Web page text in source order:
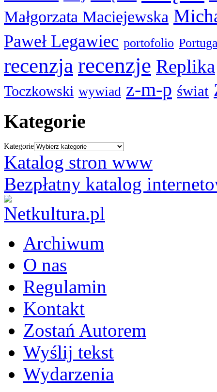
Małgorzata Maciejewska
Paweł Legawiec portofolio
recenzja recenzje Replika
Toczkowski wywiad z-m-p świat
Kategorie
Kategorie
Katalog stron www
Bezpłatny katalog
Archiwum
O nas
Regulamin
Kontakt
Zostań Autorem
Wyślij tekst
Wydarzenia